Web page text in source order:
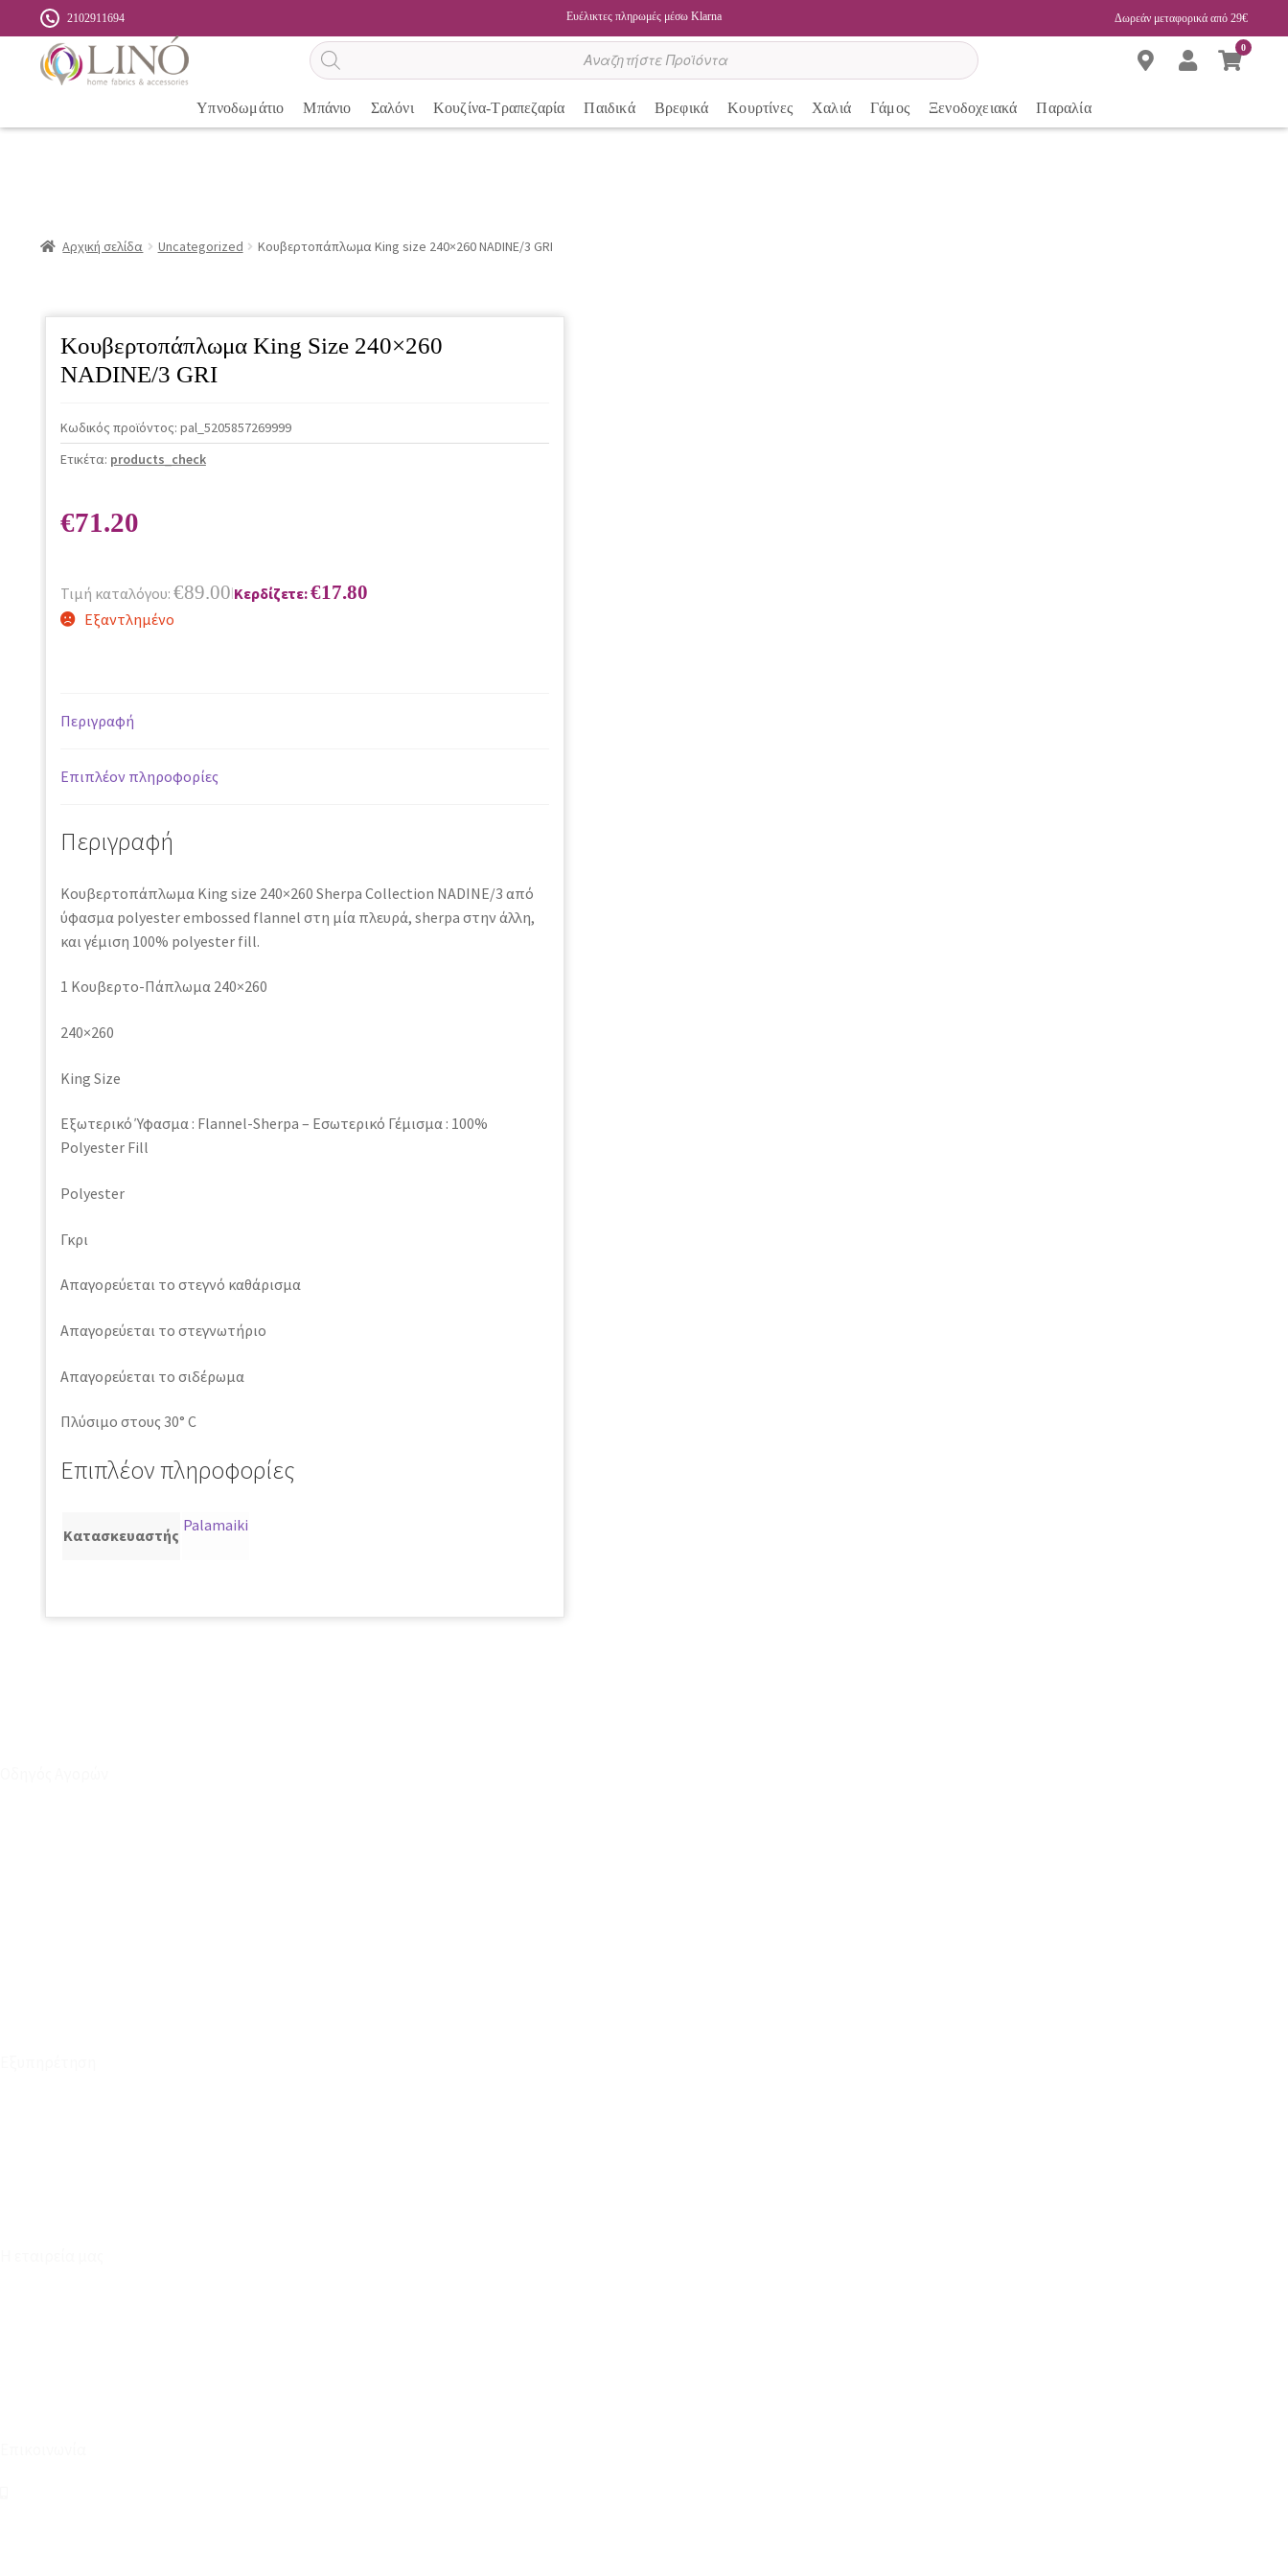
2102911694 Ευέλικτες πληρωμές μέσω Klarna Δωρεάν μεταφορικά από 29€
Αναζήτηση
προϊόντων
0
Υπνοδωμάτιο Μπάνιο Σαλόνι Κουζίνα-Τραπεζαρία Παιδικά Βρεφικά Κουρτίνες Χαλιά Γάμος Ξενοδοχειακά Παραλία
Αρχική σελίδα Uncategorized Κουβερτοπάπλωμα King size 240×260 NADINE/3 GRI
Κουβερτοπάπλωμα King Size 240×260
NADINE/3 GRI
Κωδικός προϊόντος: pal_5205857269999
Ετικέτα: products_check
€71.20
Τιμή καταλόγου: €89.00|Κερδίζετε:€17.80
Εξαντλημένο
Περιγραφή
Επιπλέον πληροφορίες
Περιγραφή
Κουβερτοπάπλωμα King size 240×260 Sherpa Collection NADINE/3 από
ύφασμα polyester embossed flannel στη μία πλευρά, sherpa στην άλλη,
και γέμιση 100% polyester fill.
1 Κουβερτο-Πάπλωμα 240×260
240×260
King Size
Εξωτερικό Ύφασμα : Flannel-Sherpa – Εσωτερικό Γέμισμα : 100%
Polyester Fill
Polyester
Γκρι
Απαγορεύεται το στεγνό καθάρισμα
Απαγορεύεται το στεγνωτήριο
Απαγορεύεται το σιδέρωμα
Πλύσιμο στους 30° C
Επιπλέον πληροφορίες
Κατασκευαστής
Palamaiki